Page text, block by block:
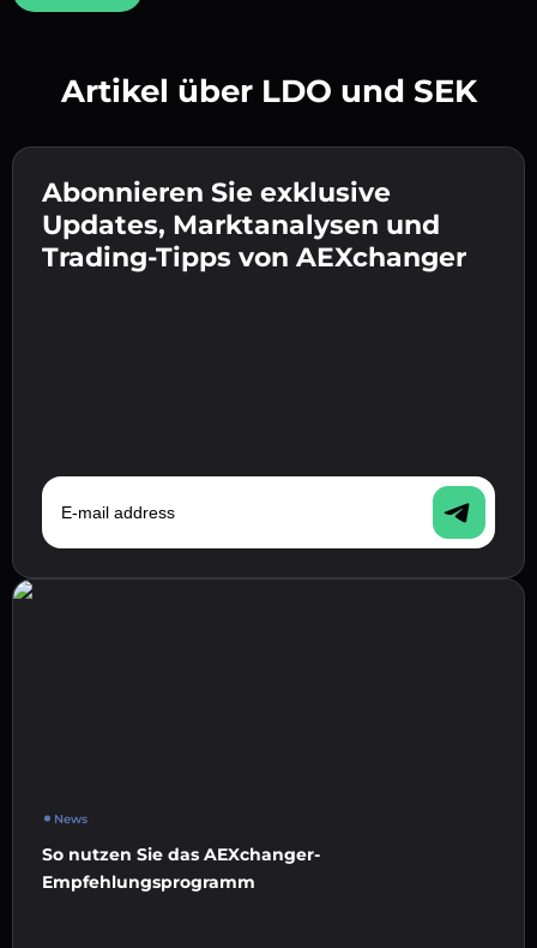
Gib deine Krypto-Wallet-Adresse ein 👉 fahre
mit dem nächsten Schritt fort.
Bestätige deine Identität 👉 fahre mit dem
letzten Schritt fort.
Sende die Einzahlung 👉 erhalte Krypto oder
Fiat in deiner Wallet.
Artikel über LDO und SEK
Abonnieren Sie exklusive
Updates, Marktanalysen und
Trading-Tipps von AEXchanger
E-mail address
News
So nutzen Sie das AEXchanger-
Empfehlungsprogramm